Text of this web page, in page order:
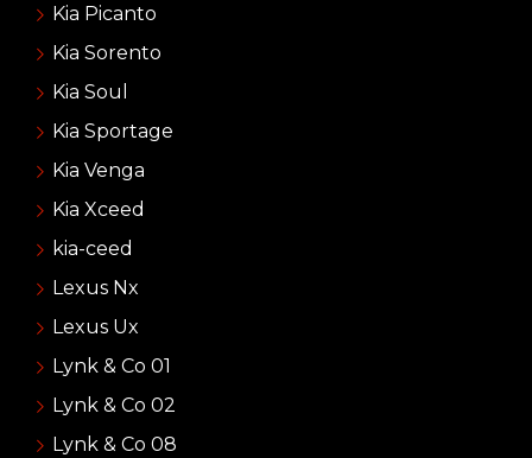
Kia Picanto
Kia Sorento
Kia Soul
Kia Sportage
Kia Venga
Kia Xceed
kia-ceed
Lexus Nx
Lexus Ux
Lynk & Co 01
Lynk & Co 02
Lynk & Co 08